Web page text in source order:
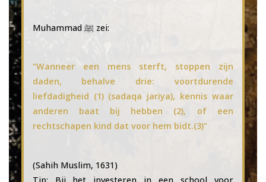
Muhammad ﷺ zei:
“Wanneer een mens sterft, stoppen zijn
daden, behalve drie: voortdurende
liefdadigheid (1) (sadaqa jariya), kennis waar
anderen baat bij hebben (2), of een
rechtschapen kind dat voor hem bidt.(3)”
(Sahih Muslim, 1631)
Tip: Bij het investeren in een school voor